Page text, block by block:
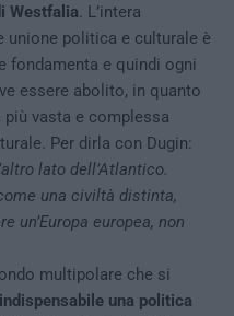
Westfalia. L’intera
unione politica e culturale è
fondamenta e quindi ogni
essere abolito, in quanto
vasta e complessa
Per dirla con Dugin:
lato dell’Atlantico.
una civiltà distinta,
un’Europa europea, non
multipolare che si
indispensabile una politica